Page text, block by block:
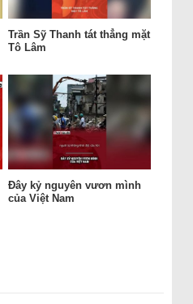
Trần Sỹ Thanh tát thẳng mặt
Tô Lâm
Đây kỷ nguyên vươn mình
của Việt Nam